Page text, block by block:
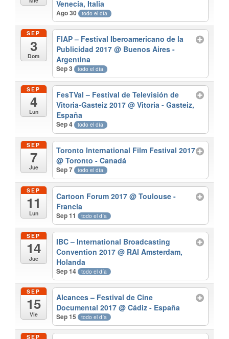
Venecia, Italia
Ago 30 todo el día
SEP
3
Dom
FIAP – Festival Iberoamericano de la
Publicidad 2017@ Buenos Aires -
Argentina
Sep 3 todo el día
SEP
4
Lun
FesTVal – Festival de Televisión de
Vitoria-Gasteiz 2017@ Vitoria - Gasteiz,
España
Sep 4 todo el día
SEP
7
Jue
Toronto International Film Festival 2017
@ Toronto - Canadá
Sep 7 todo el día
SEP
11
Lun
Cartoon Forum 2017@ Toulouse -
Francia
Sep 11 todo el día
SEP
14
Jue
IBC – International Broadcasting
Convention 2017@ RAI Amsterdam,
Holanda
Sep 14 todo el día
SEP
15
Vie
Alcances – Festival de Cine
Documental 2017@ Cádiz - España
Sep 15 todo el día
SEP